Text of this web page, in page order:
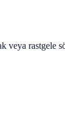
veya rastgele